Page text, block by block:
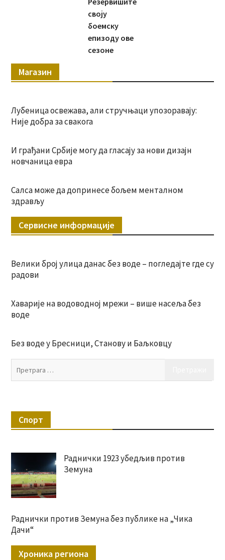
своју
боемску
епизоду ове
сезоне
Магазин
Лубеница освежава, али стручњаци упозоравају:
Није добра за свакога
И грађани Србије могу да гласају за нови дизајн
новчаница евра
Салса може да допринесе бољем менталном
здрављу
Сервисне информације
Велики број улица данас без воде – погледајте где су
радови
Хаварије на водоводној мрежи – више насеља без
воде
Без воде у Бресници, Станову и Баљковцу
Спорт
Раднички 1923 убедљив против
Земуна
Раднички против Земуна без публике на „Чика
Дачи“
Хроника региона